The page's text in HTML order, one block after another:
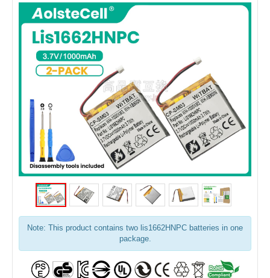
Note: This product contains two lis1662HNPC batteries in one
package.